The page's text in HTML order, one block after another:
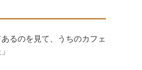
るのを見て、うちのカフェ